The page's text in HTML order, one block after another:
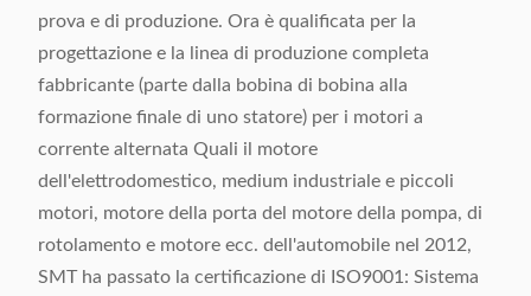
prova e di produzione. Ora è qualificata per la
progettazione e la linea di produzione completa
fabbricante (parte dalla bobina di bobina alla
formazione finale di uno statore) per i motori a
corrente alternata Quali il motore
dell'elettrodomestico, medium industriale e piccoli
motori, motore della porta del motore della pompa, di
rotolamento e motore ecc. dell'automobile nel 2012,
SMT ha passato la certificazione di ISO9001: Sistema